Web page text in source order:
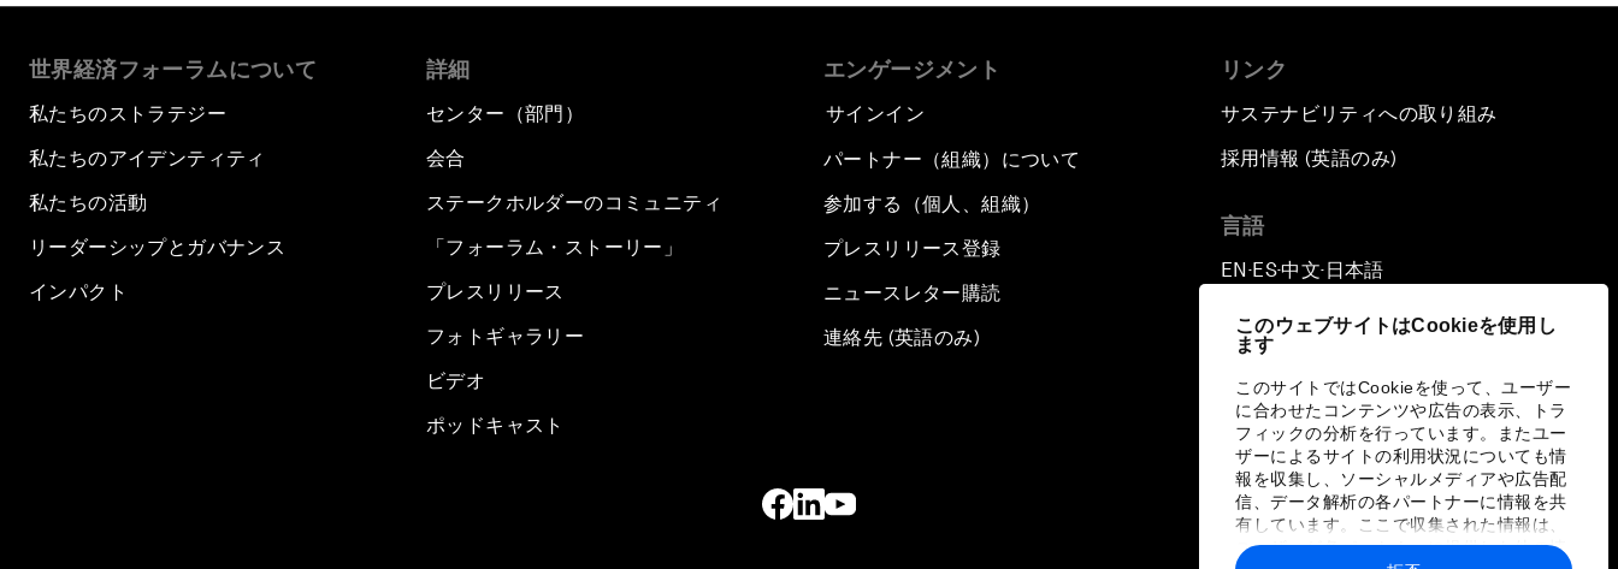
このウェブサイトはCookieを使用し
ます
このサイトではCookieを使って、ユーザー
に合わせたコンテンツや広告の表示、トラ
フィックの分析を行っています。またユー
ザーによるサイトの利用状況についても情
報を収集し、ソーシャルメディアや広告配
信、データ解析の各パートナーに情報を共
有しています。ここで収集された情報は、
ユーザーが各パートナーに提供した他の情
世界経済フォーラムについて
私たちのストラテジー
私たちのアイデンティティ
私たちの活動
リーダーシップとガバナンス
インパクト
詳細
センター（部門）
会合
ステークホルダーのコミュニティ
「フォーラム・ストーリー」
プレスリリース
フォトギャラリー
ビデオ
ポッドキャスト
エンゲージメント
サインイン
パートナー（組織）について
参加する（個人、組織）
プレスリリース登録
ニュースレター購読
連絡先 (英語のみ)
リンク
サステナビリティへの取り組み
採用情報 (英語のみ)
言語
EN ▪ ES▪中文▪ 日本語